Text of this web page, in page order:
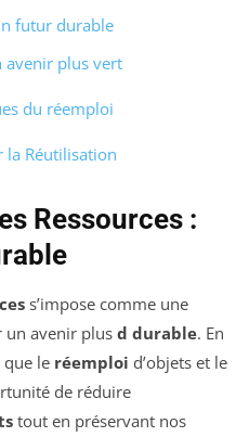
futur durable
avenir plus vert
du réemploi
la Réutilisation
Ressources :
s’impose comme une
un avenir plus d durable. En
le réemploi d’objets et le
de réduire
tout en préservant nos